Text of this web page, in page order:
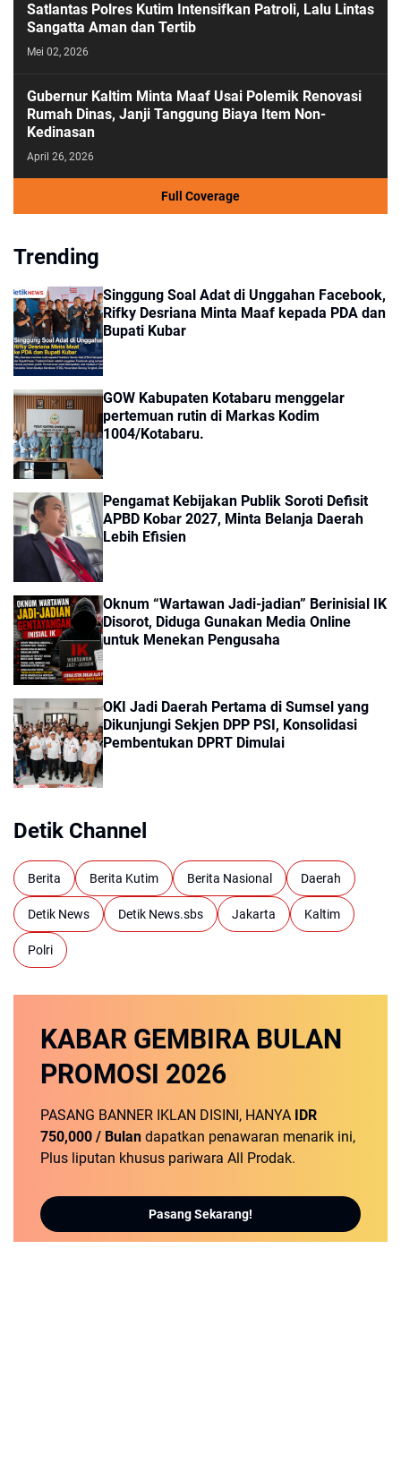
Satlantas Polres Kutim Intensifkan Patroli, Lalu Lintas
Sangatta Aman dan Tertib
Mei 02, 2026
Gubernur Kaltim Minta Maaf Usai Polemik Renovasi
Rumah Dinas, Janji Tanggung Biaya Item Non-
Kedinasan
April 26, 2026
Full Coverage
Trending
Singgung Soal Adat di Unggahan Facebook,
Rifky Desriana Minta Maaf kepada PDA dan
Bupati Kubar
GOW Kabupaten Kotabaru menggelar
pertemuan rutin di Markas Kodim
1004/Kotabaru.
Pengamat Kebijakan Publik Soroti Defisit
APBD Kobar 2027, Minta Belanja Daerah
Lebih Efisien
Oknum “Wartawan Jadi-jadian” Berinisial IK
Disorot, Diduga Gunakan Media Online
untuk Menekan Pengusaha
OKI Jadi Daerah Pertama di Sumsel yang
Dikunjungi Sekjen DPP PSI, Konsolidasi
Pembentukan DPRT Dimulai
Detik Channel
Berita Berita Kutim Berita Nasional Daerah
Detik News Detik News.sbs Jakarta Kaltim
Polri
KABAR GEMBIRA BULAN
PROMOSI 2026
PASANG BANNER IKLAN DISINI, HANYA IDR
750,000 / Bulan dapatkan penawaran menarik ini,
Plus liputan khusus pariwara All Prodak.
Pasang Sekarang!